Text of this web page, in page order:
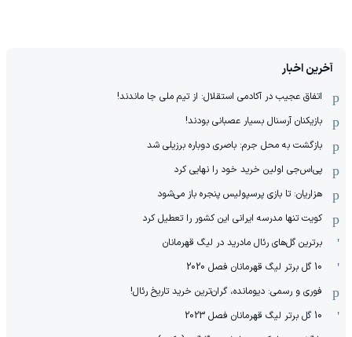
آخرین اخبار
اتفاق عجیب در آکادمی استقلال: از تیم ملی جا ماندند!
بازیکنان آرسنال بسیار عصبانی بودند!
بازگشت به محل جرم: باصری دوباره برزیلی شد
پی‌اس‌جی اولین خرید خود را نهایی کرد
هزاریان: تا بازی پرسپولیس پنجره باز می‌شود
کویت تنها مدرسه ایرانی این کشور را تعطیل کرد
برترین گل‌های رئال مادرید در لیگ قهرمانان
10 گل برتر لیگ قهرمانان فصل 2020
فوری و رسمی: دیومانده، گران‌ترین خرید تاریخ رئال!
10 گل برتر لیگ قهرمانان فصل 2023